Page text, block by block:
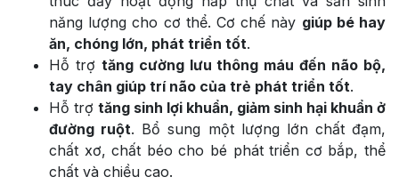
năng lượng cho cơ thể. Cơ chế này giúp bé hay
ăn, chóng lớn, phát triển tốt.
Hỗ trợ tăng cường lưu thông máu đến não bộ,
tay chân giúp trí não của trẻ phát triển tốt.
Hỗ trợ tăng sinh lợi khuẩn, giảm sinh hại khuẩn ở
đường ruột. Bổ sung một lượng lớn chất đạm,
chất xơ, chất béo cho bé phát triển cơ bắp, thể
chất và chiều cao.